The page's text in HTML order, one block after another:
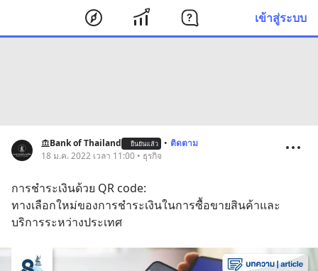
เข้าสู่ระบบ
Bank of Thailand ยืนยันแล้ว • ติดตาม
18 ม.ค. 2022 เวลา 11:00 • ธุรกิจ
​การชำระเงินด้วย QR code:
ทางเลือกใหม่ของการชำระเงินในการซื้อขายสินค้าและ
บริการระหว่างประเทศ